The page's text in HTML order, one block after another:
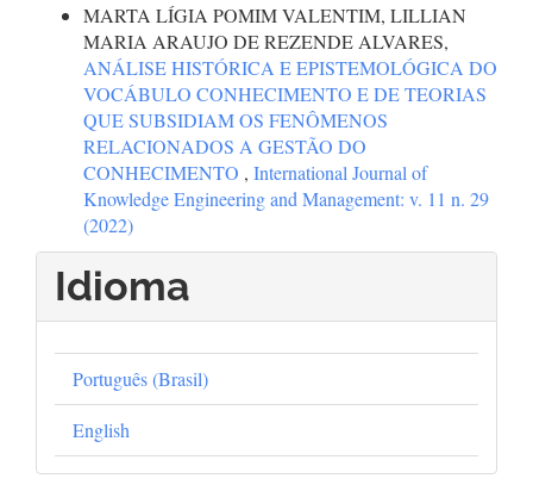
MARTA LÍGIA POMIM VALENTIM, LILLIAN
MARIA ARAUJO DE REZENDE ALVARES,
ANÁLISE HISTÓRICA E EPISTEMOLÓGICA DO
VOCÁBULO CONHECIMENTO E DE TEORIAS
QUE SUBSIDIAM OS FENÔMENOS
RELACIONADOS A GESTÃO DO
CONHECIMENTO , International Journal of
Knowledge Engineering and Management: v. 11 n. 29
(2022)
Idioma
Português (Brasil)
English